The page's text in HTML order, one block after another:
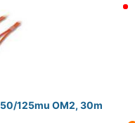
125mu OM2, 30m